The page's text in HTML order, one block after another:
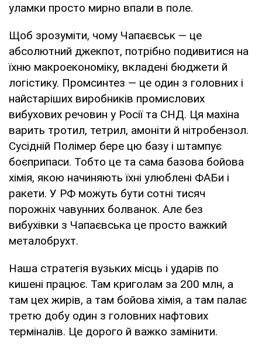
уламки просто мирно впали в поле.
Щоб зрозуміти, чому Чапаєвськ — це
абсолютний джекпот, потрібно подивитися на
їхню макроекономіку, вкладені бюджети й
логістику. Промсинтез — це один з головних і
найстаріших виробників промислових
вибухових речовин у Росії та СНД. Ця махіна
варить тротил, тетрил, амоніти й нітробензол.
Сусідній Полімер бере цю базу і штампує
боєприпаси. Тобто це та сама базова бойова
хімія, якою начиняють їхні улюблені ФАБи і
ракети. У РФ можуть бути сотні тисяч
порожніх чавунних болванок. Але без
вибухівки з Чапаєвська це просто важкий
металобрухт.
Наша стратегія вузьких місць і ударів по
кишені працює. Там криголам за 200 млн, а
там цех жирів, а там бойова хімія, а там палає
третю добу один з головних нафтових
терміналів. Це дорого й важко замінити.